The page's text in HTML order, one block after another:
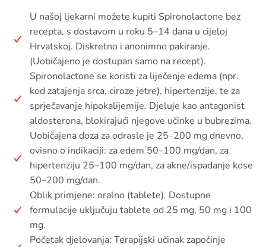
U našoj ljekarni možete kupiti Spironolactone bez
recepta, s dostavom u roku 5–14 dana u cijeloj
Hrvatskoj. Diskretno i anonimno pakiranje.
(Uobičajeno je dostupan samo na recept).
Spironolactone se koristi za liječenje edema (npr.
kod zatajenja srca, ciroze jetre), hipertenzije, te za
sprječavanje hipokalijemije. Djeluje kao antagonist
aldosterona, blokirajući njegove učinke u bubrezima.
Uobičajena doza za odrasle je 25–200 mg dnevno,
ovisno o indikaciji: za edem 50–100 mg/dan, za
hipertenziju 25–100 mg/dan, za akne/ispadanje kose
50–200 mg/dan.
Oblik primjene: oralno (tablete). Dostupne
formulacije uključuju tablete od 25 mg, 50 mg i 100
mg.
Početak djelovanja: Terapijski učinak započinje